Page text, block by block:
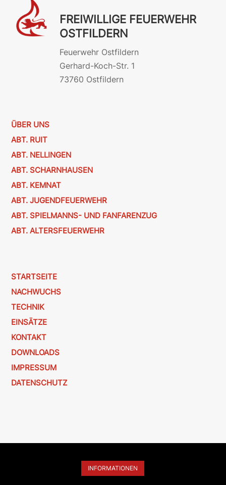
FREIWILLIGE FEUERWEHR
OSTFILDERN
Feuerwehr Ostfildern
Gerhard-Koch-Str. 1
73760 Ostfildern
ÜBER UNS
ABT. RUIT
ABT. NELLINGEN
ABT. SCHARNHAUSEN
ABT. KEMNAT
ABT. JUGENDFEUERWEHR
ABT. SPIELMANNS- UND FANFARENZUG
ABT. ALTERSFEUERWEHR
STARTSEITE
NACHWUCHS
TECHNIK
EINSÄTZE
KONTAKT
DOWNLOADS
IMPRESSUM
DATENSCHUTZ
INFORMATIONEN